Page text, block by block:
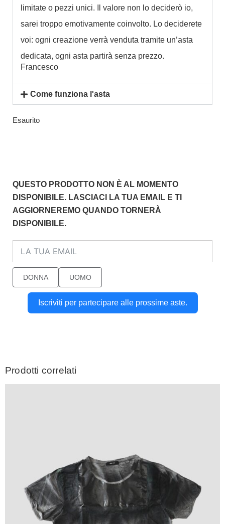
limitate o pezzi unici. Il valore non lo deciderò io,
sarei troppo emotivamente coinvolto. Lo deciderete
voi: ogni creazione verrà venduta tramite un’asta
dedicata, ogni asta partirà senza prezzo.
Francesco
Come funziona l'asta
Esaurito
QUESTO PRODOTTO NON È AL MOMENTO
DISPONIBILE. LASCIACI LA TUA EMAIL E TI
AGGIORNEREMO QUANDO TORNERÀ
DISPONIBILE.
DONNA UOMO
Iscriviti per partecipare alle prossime aste.
Prodotti correlati